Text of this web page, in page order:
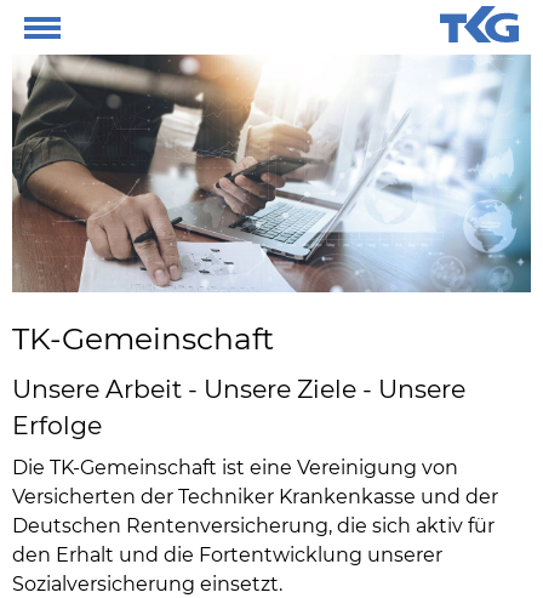
TK-Gemeinschaft
Unsere Arbeit - Unsere Ziele - Unsere
Erfolge
Die TK-Gemeinschaft ist eine Vereinigung von
Versicherten der Techniker Krankenkasse und der
Deutschen Rentenversicherung, die sich aktiv für
den Erhalt und die Fortentwicklung unserer
Sozialversicherung einsetzt.